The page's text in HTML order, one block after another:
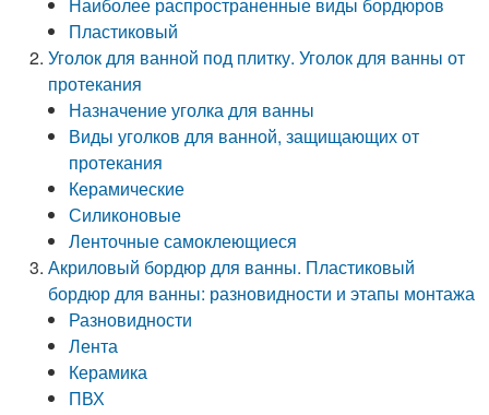
Пластиковый
Уголок для ванной под плитку. Уголок для ванны от
протекания
Назначение уголка для ванны
Виды уголков для ванной, защищающих от
протекания
Керамические
Силиконовые
Ленточные самоклеющиеся
Акриловый бордюр для ванны. Пластиковый
бордюр для ванны: разновидности и этапы монтажа
Разновидности
Лента
Керамика
ПВХ